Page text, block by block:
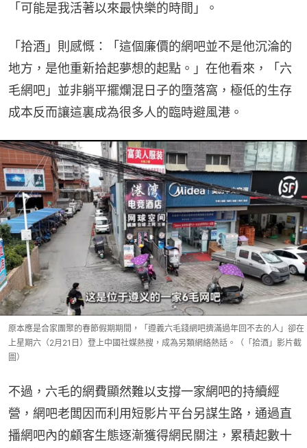
「可能是我活著以來最快樂的時間」。
「拾酒」則感慨：「這個廉價的網吧並不是他沉淪的
地方，是他重新拾起夢想的起點。」在他看來，「六
毛網吧」並非躺平擺爛混日子的墮落窩，極低的生存
成本反而讓這裏成為很多人的臨時避風港。
原本應是合家團聚的春節假期期間，「遵義六毛錢網吧擠滿過年回不去的人」卻在
上星期六（2月21日）登上中國社媒熱搜，成為另類網絡熱話。（「拾酒」影片截
圖）
不過，六毛的網費顯然難以支撐一家網吧的持續經
營，網吧老闆因而利用短影片平台另謀生路，通過直
播網吧內的顧客生態逐漸獲得網民關注，累積起數十